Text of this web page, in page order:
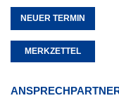
NEUER TERMIN
MERKZETTEL